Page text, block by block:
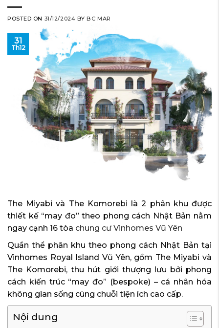
POSTED ON 31/12/2024 BYBC MAR
31
Th12
The Miyabi và The Komorebi là 2 phân khu được
thiết kế “may đo” theo phong cách Nhật Bản nằm
ngay cạnh 16 tòa chung cư Vinhomes Vũ Yên
Quần thể phân khu theo phong cách Nhật Bản tại
Vinhomes Royal Island Vũ Yên, gồm The Miyabi và
The Komorebi, thu hút giới thượng lưu bởi phong
cách kiến trúc “may đo” (bespoke) – cá nhân hóa
không gian sống cùng chuỗi tiện ích cao cấp.
Nội dung